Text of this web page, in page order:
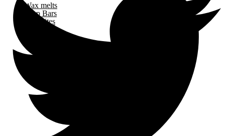
Wax melts
Snap Bars
Wax bites